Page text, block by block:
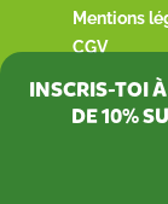
Mentions
CGV
INSCRIS-TOI
DE10%